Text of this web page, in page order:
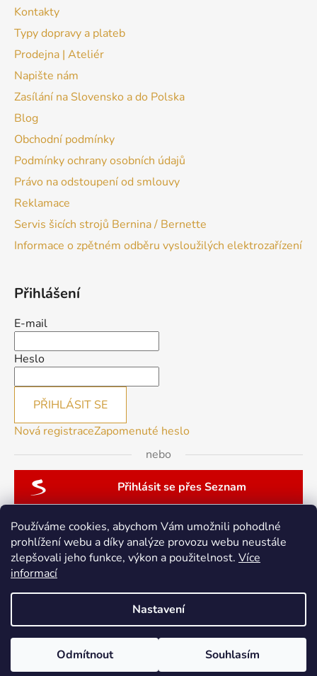
Používáme cookies, abychom Vám umožnili pohodlné
prohlížení webu a díky analýze provozu webu neustále
zlepšovali jeho funkce, výkon a použitelnost. Více
informací
Nastavení
Odmítnout Souhlasím
Kontakty
Typy dopravy a plateb
Prodejna | Ateliér
Napište nám
Zasílání na Slovensko a do Polska
Blog
Obchodní podmínky
Podmínky ochrany osobních údajů
Právo na odstoupení od smlouvy
Reklamace
Servis šicích strojů Bernina / Bernette
Informace o zpětném odběru vysloužilých elektrozařízení
Přihlášení
E-mail
Heslo
PŘIHLÁSIT SE
Nová registraceZapomenuté heslo
nebo
Přihlásit se přes Seznam
patchwork-aja.cz
Vytvořil Shoptet
Copyright 2026berninacentrum-av.cz. Všechna práva